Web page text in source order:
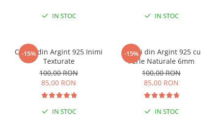
IN STOC IN STOC
-15%
Cercei din Argint 925 Inimi
Texturate
100,00 RON
85,00 RON
IN STOC
-15%
Cercei din Argint 925 cu
Perle Naturale 6mm
100,00 RON
85,00 RON
IN STOC